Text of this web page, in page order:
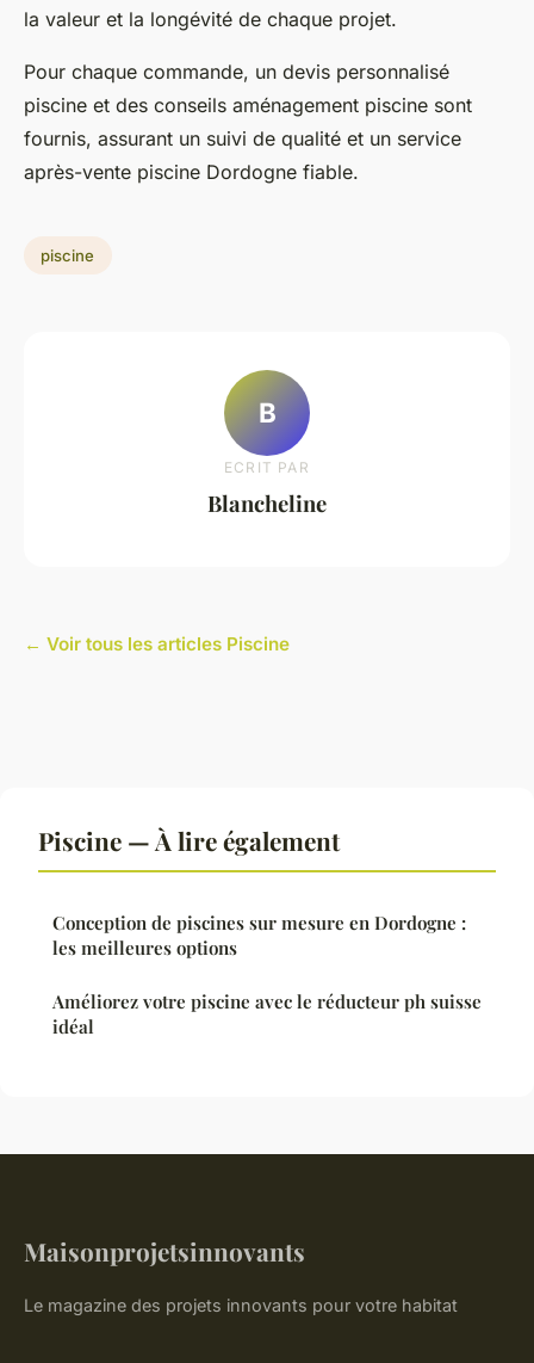
la valeur et la longévité de chaque projet.
Pour chaque commande, un devis personnalisé
piscine et des conseils aménagement piscine sont
fournis, assurant un suivi de qualité et un service
après-vente piscine Dordogne fiable.
piscine
B
ECRIT PAR
Blancheline
← Voir tous les articles Piscine
Piscine — À lire également
Conception de piscines sur mesure en Dordogne :
les meilleures options
Améliorez votre piscine avec le réducteur ph suisse
idéal
Maisonprojetsinnovants
Le magazine des projets innovants pour votre habitat